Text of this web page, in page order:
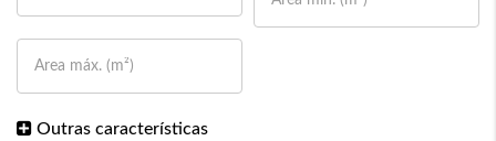
Outras características